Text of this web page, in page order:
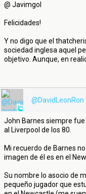
@ Javimgol
Felicidades!
Y no digo que el
sociedad inglesa aquel
objetivo. Aunque, en
@DavidLeonRon
John Barnes siempre
al Liverpool de los 80.
Mi recuerdo de Barnes
imagen de él es en el
Su nombre lo asocio de
pequeño jugador que